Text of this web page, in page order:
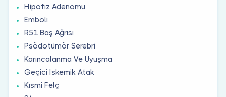
Hipofiz Adenomu
Emboli
R51 Baş Ağrısı
Psödotümör Serebri
Karıncalanma Ve Uyuşma
Geçici Iskemik Atak
Kısmi Felç